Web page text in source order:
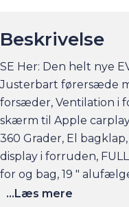
Beskrivelse
SE Her: Den helt nye
Justerbart førersæde
forsæder, Ventilation i
skærm til Apple
360 Grader, El
display i forruden,
for og bag, 19 "
meget mere.
...Læs mere